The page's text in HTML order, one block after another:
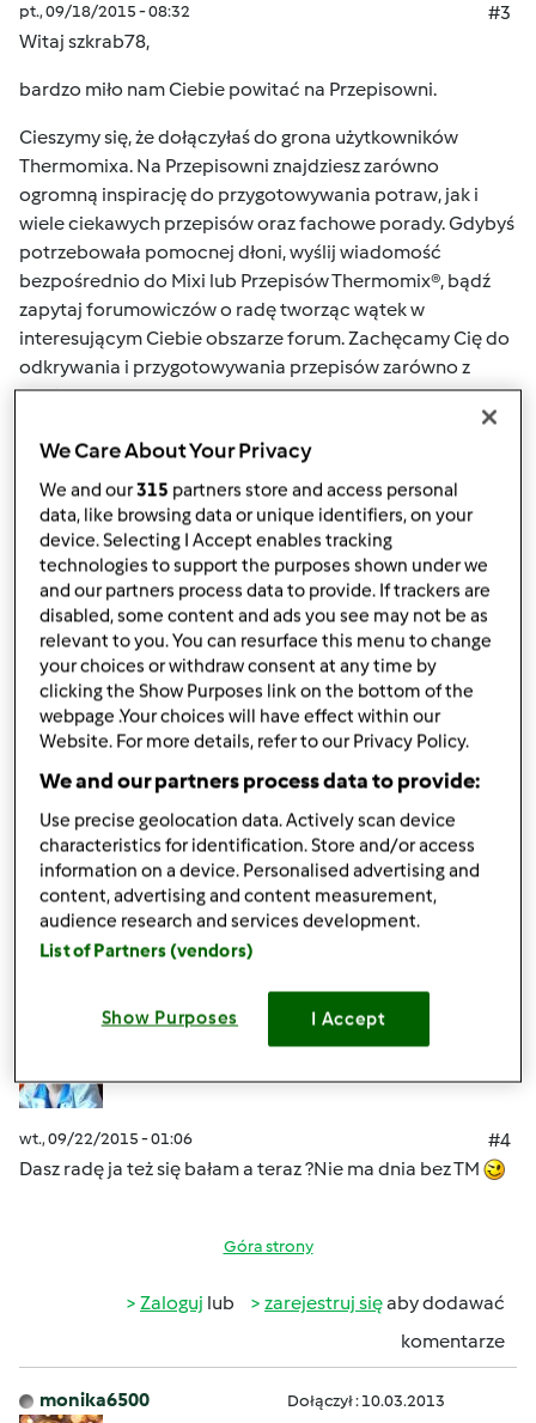
pt., 09/18/2015 - 08:32
#3
Witaj szkrab78,
bardzo miło nam Ciebie powitać na Przepisowni.
Cieszymy się, że dołączyłaś do grona użytkowników
Thermomixa. Na Przepisowni znajdziesz zarówno
ogromną inspirację do przygotowywania potraw, jak i
wiele ciekawych przepisów oraz fachowe porady. Gdybyś
potrzebowała pomocnej dłoni, wyślij wiadomość
bezpośrednio do Mixi lub Przepisów Thermomix®, bądź
zapytaj forumowiczów o radę tworząc wątek w
interesującym Ciebie obszarze forum. Zachęcamy Cię do
odkrywania i przygotowywania przepisów zarówno z
książki podstawowej dołączonej do Twojego urządzenia
przepisamiMój Thermomixw postaci kolekcji.
Tematyczny zbiór przepisów znajdziesz także
bezpośrednio naPrzepisowni, a gdybyś chciała
skorzystać z dodatkowego źródła – zapraszamy do
subskrypcji newslettera:tutaj , każdego miesiąca
uzupełnisz swoją bazę o nowe przepisy. Jeśli jesteś
zarejestrowana na Facebooku, polecamy polubić nasz
profilThermomix Polska, na którym komunikujemy
nowości, wskazówki i ciekawostki ze świata Thermomix®.
Na pewno sobie poradzisz
Pozdrawiamy,
Góra strony
Zalogujlub zarejestruj sięaby dodawać
Hanna Gręda Dołączył : 24.08.2012
wt., 09/22/2015 - 01:06
#4
Dasz radę ja też się bałam a teraz ?Nie ma dnia bez TM
Góra strony
Zaloguj lub zarejestruj sięaby dodawać
komentarze
monika6500 Dołączył : 10.03.2013
We Care About Your Privacy
We and our315 partners store and access personal
data, like browsing data or unique identifiers, on your
device. Selecting I Accept enables tracking
technologies to support the purposes shown under we
and our partners process data to provide. If trackers are
disabled, some content and ads you see may not be as
relevant to you. You can resurface this menu to change
your choices or withdraw consent at any time by
clicking the Show Purposes link on the bottom of the
webpage .Your choices will have effect within our
Website. For more details, refer to our Privacy Policy.
We and our partners process data to provide:
Use precise geolocation data. Actively scan device
characteristics for identification. Store and/or access
information on a device. Personalised advertising and
content, advertising and content measurement,
audience research and services development.
List of Partners (vendors)
Show Purposes I Accept